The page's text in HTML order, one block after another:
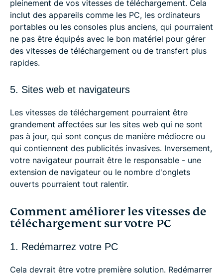
pleinement de vos vitesses de téléchargement. Cela
inclut des appareils comme les PC, les ordinateurs
portables ou les consoles plus anciens, qui pourraient
ne pas être équipés avec le bon matériel pour gérer
des vitesses de téléchargement ou de transfert plus
rapides.
5. Sites web et navigateurs
Les vitesses de téléchargement pourraient être
grandement affectées sur les sites web qui ne sont
pas à jour, qui sont conçus de manière médiocre ou
qui contiennent des publicités invasives. Inversement,
votre navigateur pourrait être le responsable - une
extension de navigateur ou le nombre d'onglets
ouverts pourraient tout ralentir.
Comment améliorer les vitesses de
téléchargement sur votre PC
1. Redémarrez votre PC
Cela devrait être votre première solution. Redémarrer